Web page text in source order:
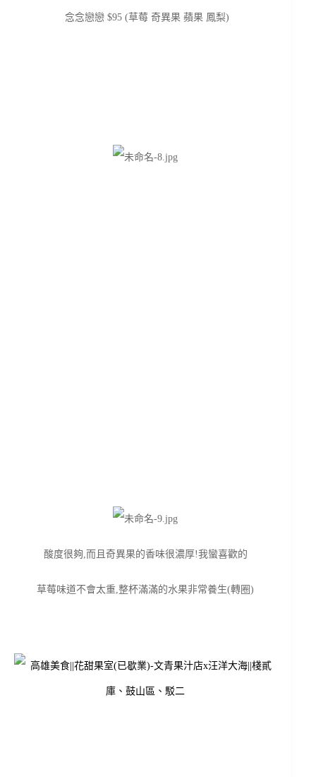
念念戀戀 $95 (草莓 奇異果 蘋果 鳳梨)
酸度很夠,而且奇異果的香味很濃厚!我蠻喜歡的
草莓味道不會太重,整杯滿滿的水果非常養生(轉圈)